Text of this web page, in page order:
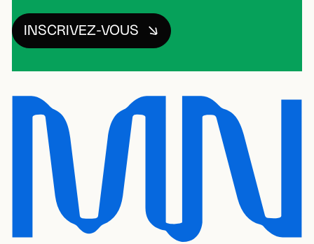
INSCRIVEZ-VOUS